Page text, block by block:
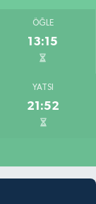
ÖĞLE
13:15
YATSI
21:52